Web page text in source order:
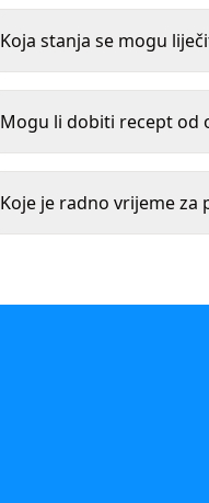
Koja stanja se mogu
Mogu li dobiti recept od
Koje je radno vrijeme za